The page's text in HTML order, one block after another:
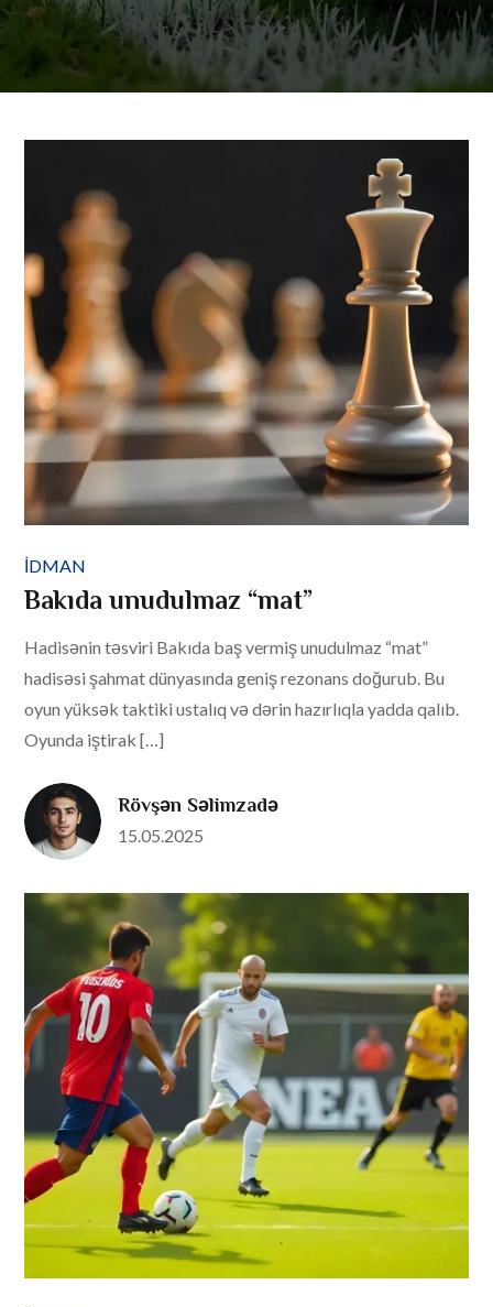
IDMAN
Bakıda unudulmaz “mat”
Hadisənin təsviri Bakıda baş vermiş unudulmaz “mat”
hadisəsi şahmat dünyasında geniş rezonans doğurub. Bu
oyun yüksək taktiki ustalıq və dərin hazırlıqla yadda qalıb.
Oyunda iştirak […]
Rövşən Səlimzadə
Posted
15.05.2025